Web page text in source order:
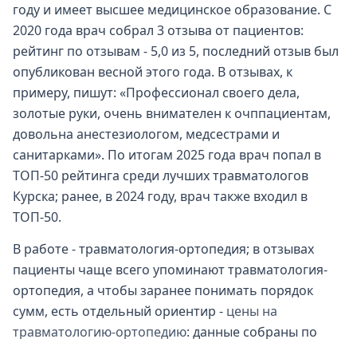
году и имеет высшее медицинское образование. С
2020 года врач собрал 3 отзыва от пациентов:
рейтинг по отзывам - 5,0 из 5, последний отзыв был
опубликован весной этого года. В отзывах, к
примеру, пишут: «Профессионал своего дела,
золотые руки, очень внимателен к очппациентам,
довольна анестезиологом, медсестрами и
санитарками». По итогам 2025 года врач попал в
ТОП-50 рейтинга среди лучших травматологов
Курска; ранее, в 2024 году, врач также входил в
ТОП-50.
В работе - травматология-ортопедия; в отзывах
пациенты чаще всего упоминают травматология-
ортопедия, а чтобы заранее понимать порядок
сумм, есть отдельный ориентир - цены на
травматологию-ортопедию: данные собраны по